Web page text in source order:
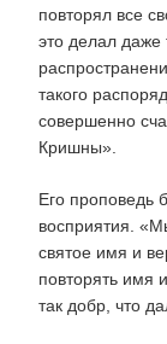
повторял все
это делал даже
такого
совершенно
Кришны».
Его проповедь
восприятия.
святое имя и
повторять имя
так добр, что